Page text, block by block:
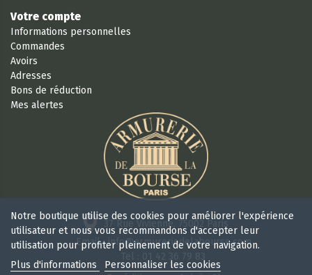
Votre compte
Informations personnelles
Commandes
Avoirs
Adresses
Bons de réduction
Mes alertes
37 Rue Vivienne, 75002 Paris
Email : info@armureriedelabourse.com
Notre boutique utilise des cookies pour améliorer l'expérience
utilisateur et nous vous recommandons d'accepter leur
utilisation pour profiter pleinement de votre navigation.
Plus d'informations
Personnaliser les cookies